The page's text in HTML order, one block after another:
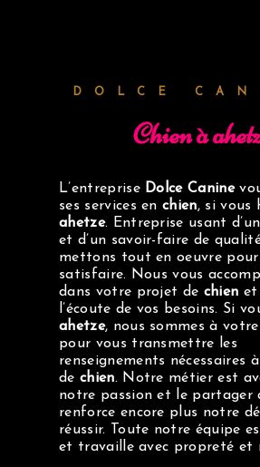
DOLCE
chien à
L’entreprise Dolce Canine
ses services enchien, si vous
ahetze. Entreprise usant
et d’un savoir-faire de
mettons tout en oeuvre pour
satisfaire. Nous vous
dans votre projet de chien et
l’écoute de vos besoins. Si
ahetze, nous sommes à
pour vous transmettre les
renseignements nécessaires
de chien. Notre métier est
notre passion et le partager
renforce encore plus notre
réussir. Toute notre équipe
et travaille avec propreté et